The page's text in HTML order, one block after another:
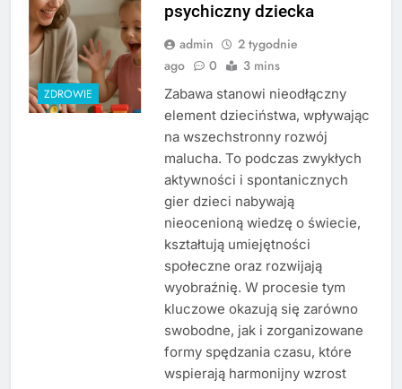
ZDROWIE
psychiczny dziecka
admin
2 tygodnie
ago
0 3 mins
Zabawa stanowi nieodłączny
element dzieciństwa, wpływając
na wszechstronny rozwój
malucha. To podczas zwykłych
aktywności i spontanicznych
gier dzieci nabywają
nieocenioną wiedzę o świecie,
kształtują umiejętności
społeczne oraz rozwijają
wyobraźnię. W procesie tym
kluczowe okazują się zarówno
swobodne, jak i zorganizowane
formy spędzania czasu, które
wspierają harmonijny wzrost